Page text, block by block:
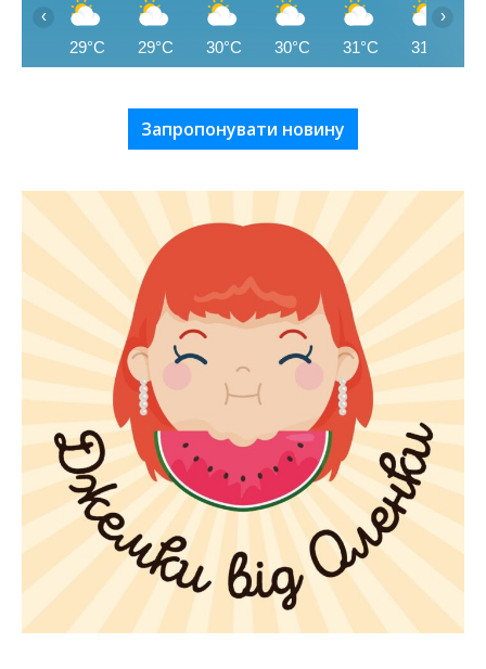
29°C 29°C 30°C 30°C 31°C 31°C
‹ ›
Запропонувати новину